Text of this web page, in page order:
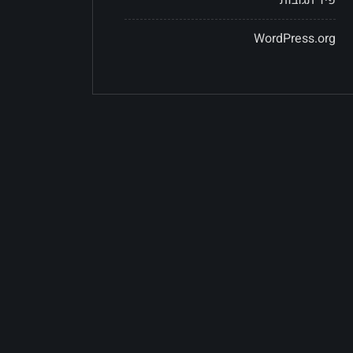
WordPress.org